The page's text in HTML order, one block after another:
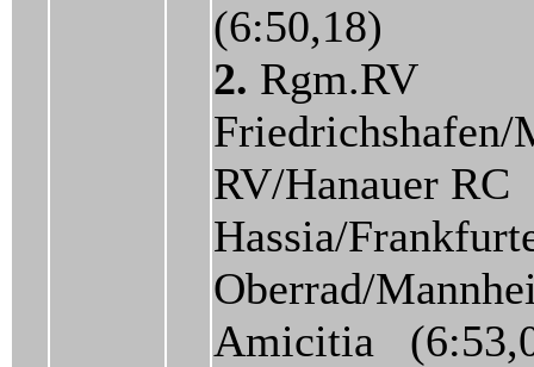
(6:50,18)
2. Rgm.RV
Friedrichshafen/
RV/Hanauer RC
Hassia/
Oberrad/
Amicitia